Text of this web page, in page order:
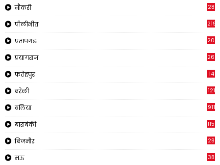
नौकरी 28
पीलीभीत 2195
प्रतापगढ
प्रयागराज 269
फतेहपुर 14
बरेली 121
बलिया 911
बाराबंकी 1150
बिजनौर 28
मऊ 38